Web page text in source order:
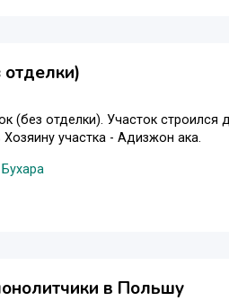
отделки)
(без отделки). Участок
Хозяину участка - Адизжон ака.
Бухара
в Польшу